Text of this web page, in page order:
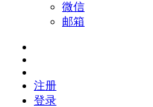
微信
邮箱
注册
登录